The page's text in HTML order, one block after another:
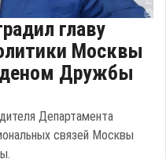
главу
Москвы
Дружбы
Департамента
связей Москвы